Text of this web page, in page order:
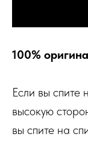
100%
Если вы спите
высокую
вы спите на